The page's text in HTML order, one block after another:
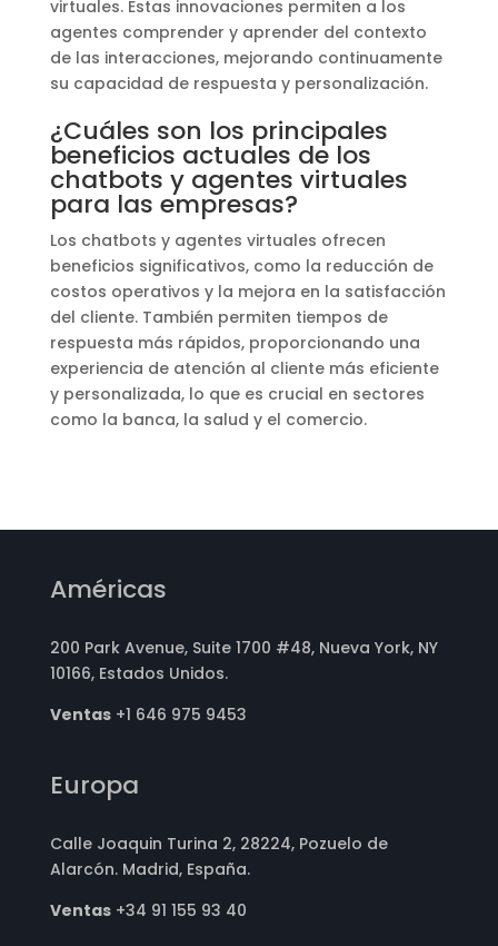
virtuales. Estas innovaciones permiten a los
agentes comprender y aprender del contexto
de las interacciones, mejorando continuamente
su capacidad de respuesta y personalización.
¿Cuáles son los principales
beneficios actuales de los
chatbots y agentes virtuales
para las empresas?
Los chatbots y agentes virtuales ofrecen
beneficios significativos, como la reducción de
costos operativos y la mejora en la satisfacción
del cliente. También permiten tiempos de
respuesta más rápidos, proporcionando una
experiencia de atención al cliente más eficiente
y personalizada, lo que es crucial en sectores
como la banca, la salud y el comercio.
Américas
200 Park Avenue, Suite 1700 #48, Nueva York, NY
10166, Estados Unidos.
Ventas+1 646 975 9453
Europa
Calle Joaquin Turina 2, 28224, Pozuelo de
Alarcón. Madrid, España.
Ventas+34 91 155 93 40